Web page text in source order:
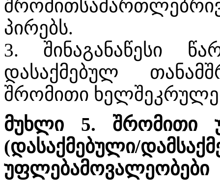
პირებს.
3. შინაგანაწესი
დასაქმებულ
შრომითი
მუხლი 5. შრომითი
(დასაქმებული/
უფლებამოვალეობები